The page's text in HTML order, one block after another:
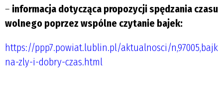
– informacja dotycząca propozycji spędzania czasu
wolnego poprzez wspólne czytanie bajek:
https://ppp7.powiat.lublin.pl/aktualnosci/
na-zly-i-dobry-czas.html